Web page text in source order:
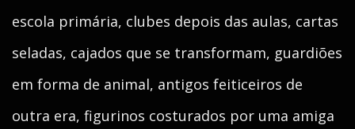
escola primária, clubes depois das aulas, cartas
seladas, cajados que se transformam, guardiões
em forma de animal, antigos feiticeiros de
outra era, figurinos costurados por uma amiga